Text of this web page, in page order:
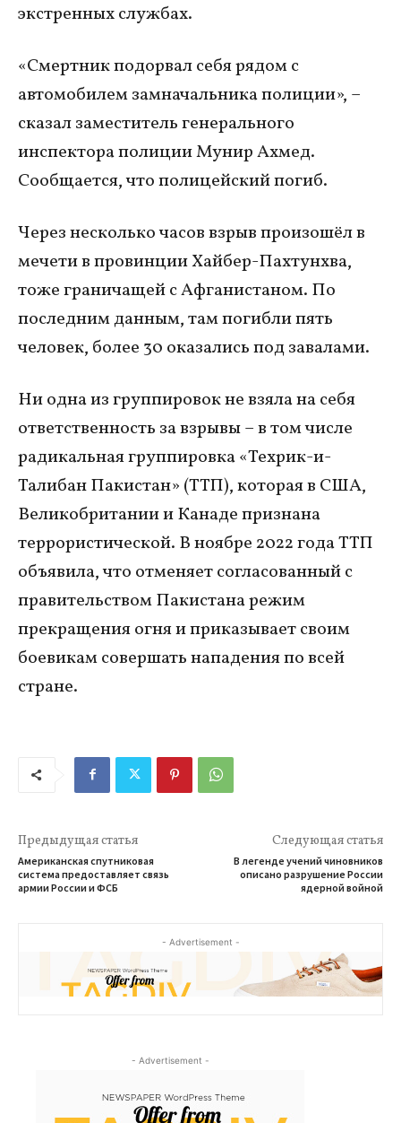
экстренных службах.
«Смертник подорвал себя рядом с
автомобилем замначальника полиции», –
сказал заместитель генерального
инспектора полиции Мунир Ахмед.
Сообщается, что полицейский погиб.
Через несколько часов взрыв произошёл в
мечети в провинции Хайбер-Пахтунхва,
тоже граничащей с Афганистаном. По
последним данным, там погибли пять
человек, более 30 оказались под завалами.
Ни одна из группировок не взяла на себя
ответственность за взрывы – в том числе
радикальная группировка «Техрик-и-
Талибан Пакистан» (ТТП), которая в США,
Великобритании и Канаде признана
террористической. В ноябре 2022 года ТТП
объявила, что отменяет согласованный с
правительством Пакистана режим
прекращения огня и приказывает своим
боевикам совершать нападения по всей
стране.
Предыдущая статья
Американская спутниковая
система предоставляет связь
армии России и ФСБ
Следующая статья
В легенде учений чиновников
описано разрушение России
ядерной войной
- Advertisement -
- Advertisement -